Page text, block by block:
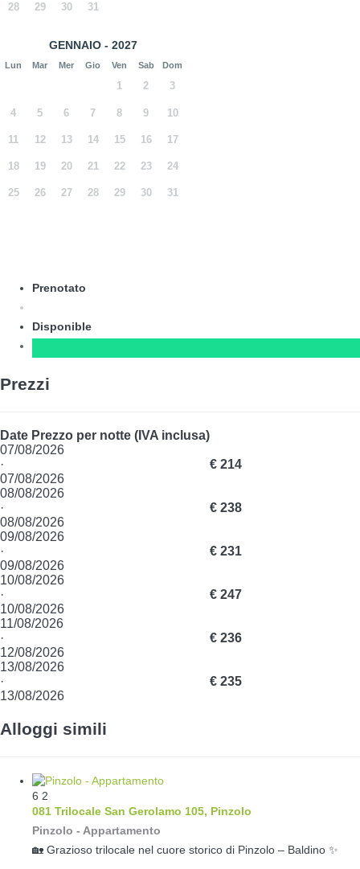
28 29 30 31
GENNAIO - 2027
Lun Mar Mer Gio Ven Sab Dom
1 2 3
4 5 6 7 8 9 10
11 12 13 14 15 16 17
18 19 20 21 22 23 24
25 26 27 28 29 30 31
Prenotato
Disponible
Prezzi
Date Prezzo per notte (IVA inclusa)
07/08/2026
·
07/08/2026
€ 214
08/08/2026
·
08/08/2026
€ 238
09/08/2026
·
09/08/2026
€ 231
10/08/2026
·
10/08/2026
€ 247
11/08/2026
·
12/08/2026
€ 236
13/08/2026
·
13/08/2026
€ 235
Alloggi simili
6 2
081 Trilocale San Gerolamo 105, Pinzolo
Pinzolo - Appartamento
🏡 Grazioso trilocale nel cuore storico di Pinzolo – Baldino ✨